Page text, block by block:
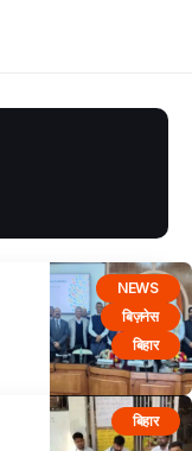
NEWS
बिज़नेस
बिहार
बिहार